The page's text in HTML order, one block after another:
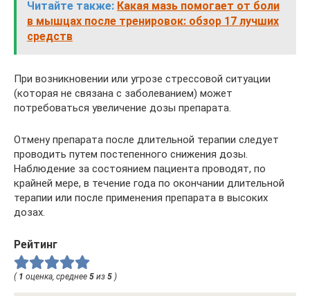
Читайте также: Какая мазь помогает от боли
в мышцах после тренировок: обзор 17 лучших
средств
При возникновении или угрозе стрессовой ситуации
(которая не связана с заболеванием) может
потребоваться увеличение дозы препарата.
Отмену препарата после длительной терапии следует
проводить путем постепенного снижения дозы.
Наблюдение за состоянием пациента проводят, по
крайней мере, в течение года по окончании длительной
терапии или после применения препарата в высоких
дозах.
Рейтинг
( 1 оценка, среднее 5 из 5 )